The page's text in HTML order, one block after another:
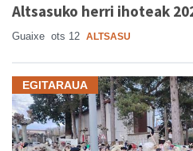
Altsasuko herri ihoteak
Guaixe ots 12 ALTSASU
EGITARAUA